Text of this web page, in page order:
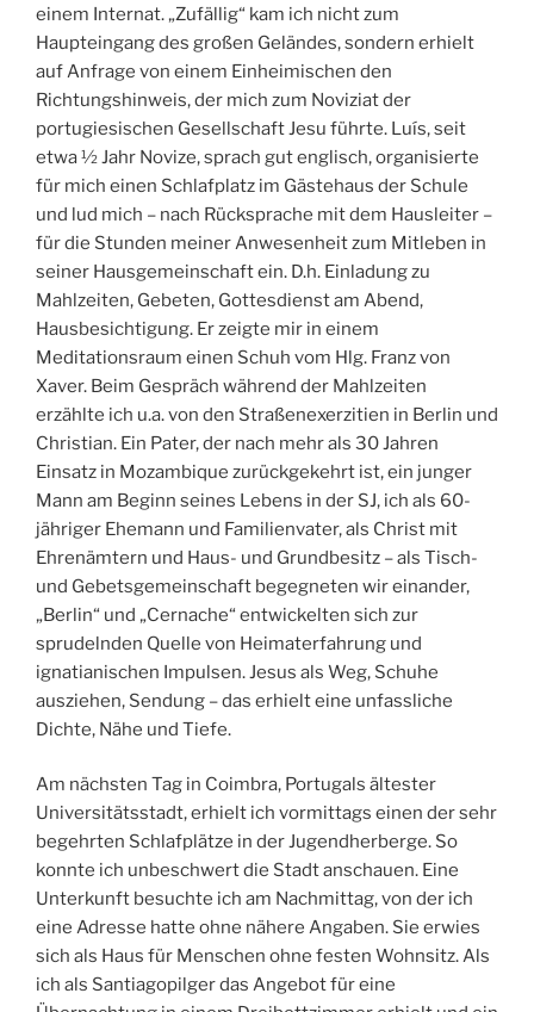
einem Internat. „Zufällig“ kam ich nicht zum
Haupteingang des großen Geländes, sondern erhielt
auf Anfrage von einem Einheimischen den
Richtungshinweis, der mich zum Noviziat der
portugiesischen Gesellschaft Jesu führte. Luís, seit
etwa ½ Jahr Novize, sprach gut englisch, organisierte
für mich einen Schlafplatz im Gästehaus der Schule
und lud mich – nach Rücksprache mit dem Hausleiter –
für die Stunden meiner Anwesenheit zum Mitleben in
seiner Hausgemeinschaft ein. D.h. Einladung zu
Mahlzeiten, Gebeten, Gottesdienst am Abend,
Hausbesichtigung. Er zeigte mir in einem
Meditationsraum einen Schuh vom Hlg. Franz von
Xaver. Beim Gespräch während der Mahlzeiten
erzählte ich u.a. von den Straßenexerzitien in Berlin und
Christian. Ein Pater, der nach mehr als 30 Jahren
Einsatz in Mozambique zurückgekehrt ist, ein junger
Mann am Beginn seines Lebens in der SJ, ich als 60-
jähriger Ehemann und Familienvater, als Christ mit
Ehrenämtern und Haus- und Grundbesitz – als Tisch-
und Gebetsgemeinschaft begegneten wir einander,
„Berlin“ und „Cernache“ entwickelten sich zur
sprudelnden Quelle von Heimaterfahrung und
ignatianischen Impulsen. Jesus als Weg, Schuhe
ausziehen, Sendung – das erhielt eine unfassliche
Dichte, Nähe und Tiefe.
Am nächsten Tag in Coimbra, Portugals ältester
Universitätsstadt, erhielt ich vormittags einen der sehr
begehrten Schlafplätze in der Jugendherberge. So
konnte ich unbeschwert die Stadt anschauen. Eine
Unterkunft besuchte ich am Nachmittag, von der ich
eine Adresse hatte ohne nähere Angaben. Sie erwies
sich als Haus für Menschen ohne festen Wohnsitz. Als
ich als Santiagopilger das Angebot für eine